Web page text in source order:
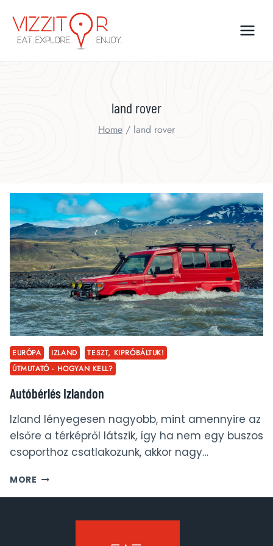
content
land rover
Home / land rover
EURÓPA IZLAND
TESZT, KIPRÓBÁLTUK!
ÚTMUTATÓ - HOGYAN KELL?
Autóbérlés Izlandon
Izland lényegesen nagyobb, mint amennyire az
elsőre a térképről látszik, így ha nem egy buszos
csoporthoz csatlakozunk, akkor nagy…
MORE AUTÓBÉRLÉS